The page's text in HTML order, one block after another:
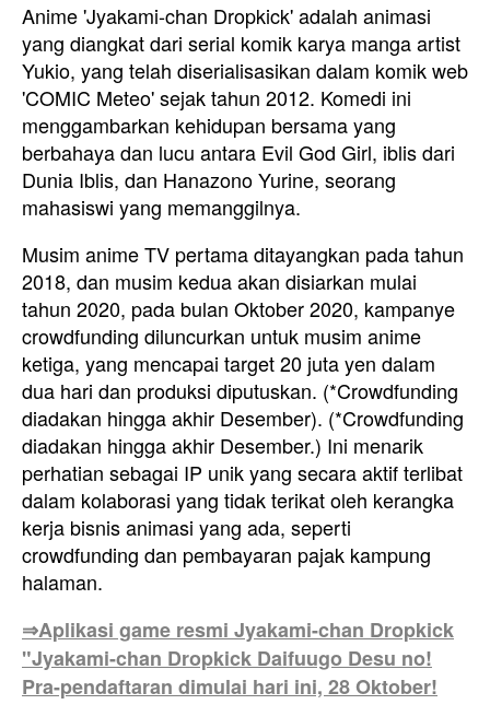
Anime 'Jyakami-chan Dropkick' adalah animasi
yang diangkat dari serial komik karya manga artist
Yukio, yang telah diserialisasikan dalam komik web
'COMIC Meteo' sejak tahun 2012. Komedi ini
menggambarkan kehidupan bersama yang
berbahaya dan lucu antara Evil God Girl, iblis dari
Dunia Iblis, dan Hanazono Yurine, seorang
mahasiswi yang memanggilnya.
Musim anime TV pertama ditayangkan pada tahun
2018, dan musim kedua akan disiarkan mulai
tahun 2020, pada bulan Oktober 2020, kampanye
crowdfunding diluncurkan untuk musim anime
ketiga, yang mencapai target 20 juta yen dalam
dua hari dan produksi diputuskan. (*Crowdfunding
diadakan hingga akhir Desember). (*Crowdfunding
diadakan hingga akhir Desember.) Ini menarik
perhatian sebagai IP unik yang secara aktif terlibat
dalam kolaborasi yang tidak terikat oleh kerangka
kerja bisnis animasi yang ada, seperti
crowdfunding dan pembayaran pajak kampung
halaman.
⇒Aplikasi game resmi Jyakami-chan Dropkick
"Jyakami-chan Dropkick Daifuugo Desu no!
Pra-pendaftaran dimulai hari ini, 28 Oktober!